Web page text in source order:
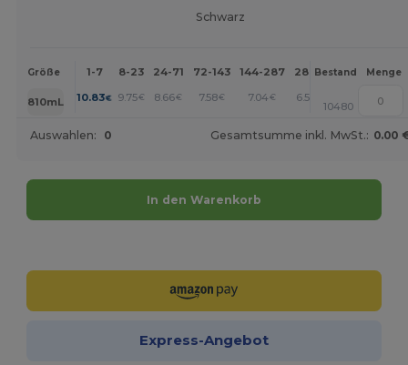
Schwarz
Größe 1-7 8-23 24-71 72-143 144-287 288 + Mehr
Bestand Menge
810mL 10.83€ 9.75€ 8.66€ 7.58€ 7.04 € 6.50 +
10480
Auswahlen: 0 Gesamtsumme inkl. MwSt.: 0.00
In den Warenkorb
Express-Angebot